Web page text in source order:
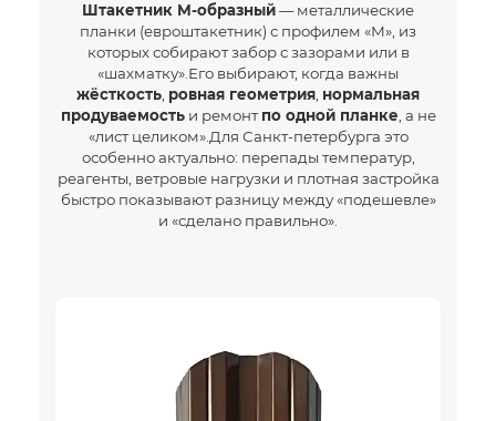
Штакетник М-образный— металлические
планки (евроштакетник) с профилем «М», из
которых собирают забор с зазорами или в
«шахматку».Его выбирают, когда важны
жёсткость, ровная геометрия, нормальная
продуваемостьи ремонтпо одной планке, а не
«лист целиком».Для Санкт-петербурга это
особенно актуально: перепады температур,
реагенты, ветровые нагрузки и плотная застройка
быстро показывают разницу между «подешевле»
и «сделано правильно».